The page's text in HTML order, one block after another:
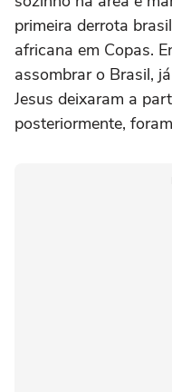
primeira derrota
africana em Copas.
assombrar o Brasil,
Jesus deixaram a
posteriormente,